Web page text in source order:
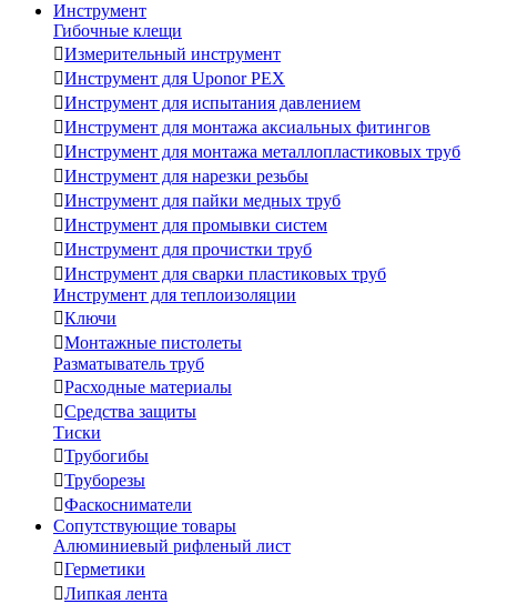
Инструмент
Гибочные клещи
Измерительный инструмент
Инструмент для Uponor PEX
Инструмент для испытания давлением
Инструмент для монтажа аксиальных фитингов
Инструмент для монтажа металлопластиковых труб
Инструмент для нарезки резьбы
Инструмент для пайки медных труб
Инструмент для промывки систем
Инструмент для прочистки труб
Инструмент для сварки пластиковых труб
Инструмент для теплоизоляции
Ключи
Монтажные пистолеты
Разматыватель труб
Расходные материалы
Средства защиты
Тиски
Трубогибы
Труборезы
Фаскосниматели
Сопутствующие товары
Алюминиевый рифленый лист
Герметики
Липкая лента